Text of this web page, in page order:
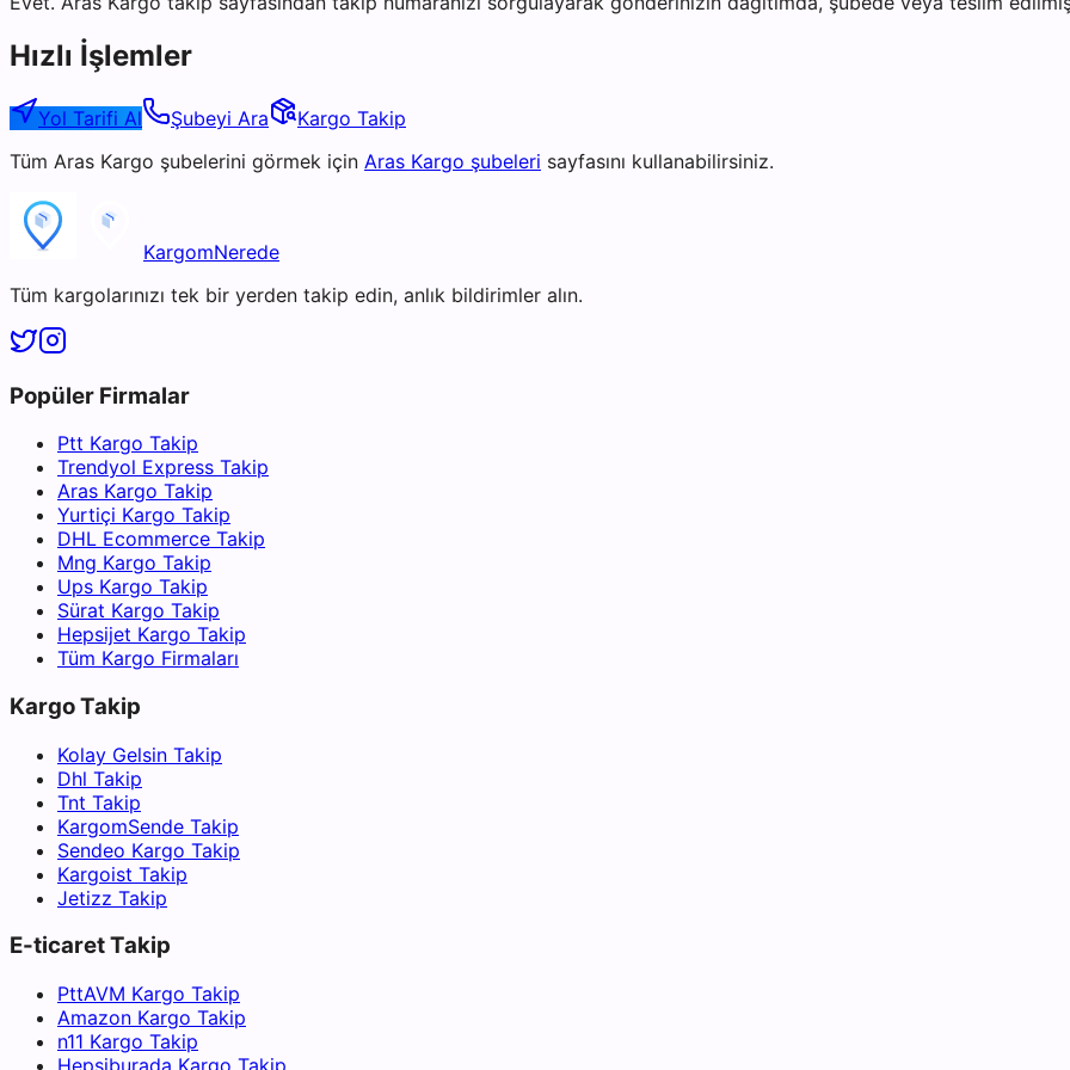
Hızlı İşlemler
Yol Tarifi Al Şubeyi Ara
Kargo Takip
Tüm Aras Kargo şubelerini görmek için Aras Kargo şubeleri sayfasını kullanabilirsiniz.
KargomNerede
Tüm kargolarınızı tek bir yerden takip edin, anlık bildirimler alın.
Popüler Firmalar
Ptt Kargo Takip
Trendyol Express Takip
Aras Kargo Takip
Yurtiçi Kargo Takip
DHL Ecommerce Takip
Mng Kargo Takip
Ups Kargo Takip
Sürat Kargo Takip
Hepsijet Kargo Takip
Tüm Kargo Firmaları
Kargo Takip
Kolay Gelsin Takip
Dhl Takip
Tnt Takip
KargomSende Takip
Sendeo Kargo Takip
Kargoist Takip
Jetizz Takip
E-ticaret Takip
PttAVM Kargo Takip
Amazon Kargo Takip
n11 Kargo Takip